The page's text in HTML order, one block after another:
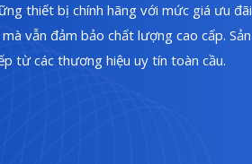
thiết bị chính hãng với mức giá ưu đãi
vẫn đảm bảo chất lượng cao cấp. Sản
từ các thương hiệu uy tín toàn cầu.